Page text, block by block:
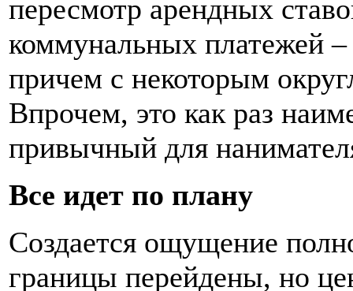
пересмотр арендных
коммунальных платежей
причем с некоторым
Впрочем, это как раз
привычный для
Все идет по плану
Создается ощущение
границы перейдены, но